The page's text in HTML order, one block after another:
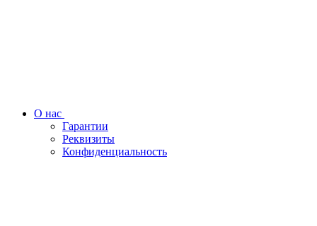
О нас
Гарантии
Реквизиты
Конфиденциальность